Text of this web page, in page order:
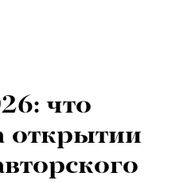
что
открытии